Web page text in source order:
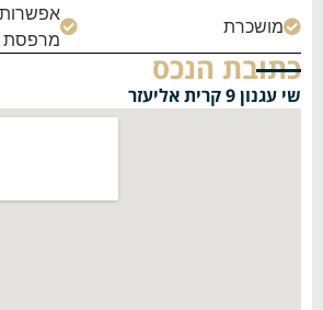
מושכרת 
מרפסת
כתובת הנכס
שי עגנון 9 קרית אליעזר